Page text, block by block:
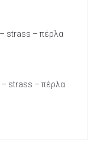
strass – πέρλα
– strass – πέρλα